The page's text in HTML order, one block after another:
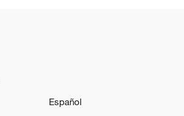
Español